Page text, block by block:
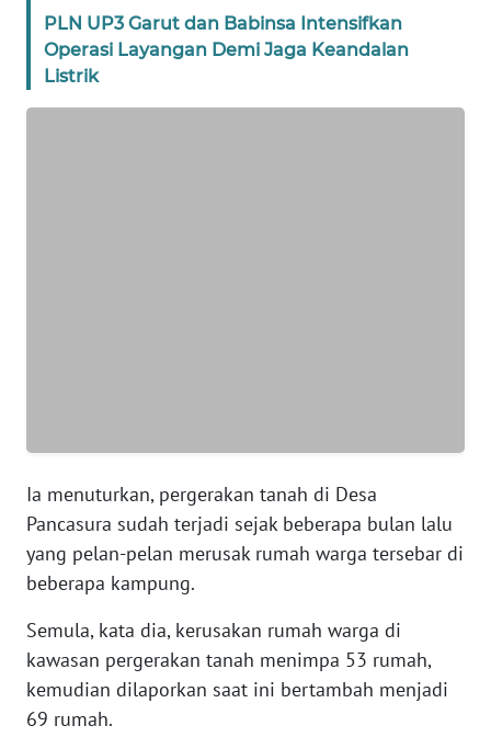
PLN UP3 Garut dan Babinsa Intensifkan
Operasi Layangan Demi Jaga Keandalan
Listrik
Ia menuturkan, pergerakan tanah di Desa
Pancasura sudah terjadi sejak beberapa bulan lalu
yang pelan-pelan merusak rumah warga tersebar di
beberapa kampung.
Semula, kata dia, kerusakan rumah warga di
kawasan pergerakan tanah menimpa 53 rumah,
kemudian dilaporkan saat ini bertambah menjadi
69 rumah.
DISCLAIMER
Wahana
WN
NTT
WN
PAPUA